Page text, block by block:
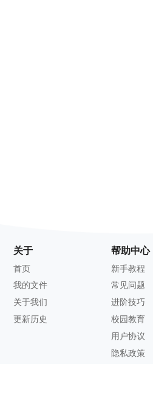
关于
首页
我的文件
关于我们
更新历史
帮助中心
新手教程
常见问题
进阶技巧
校园教育
用户协议
隐私政策